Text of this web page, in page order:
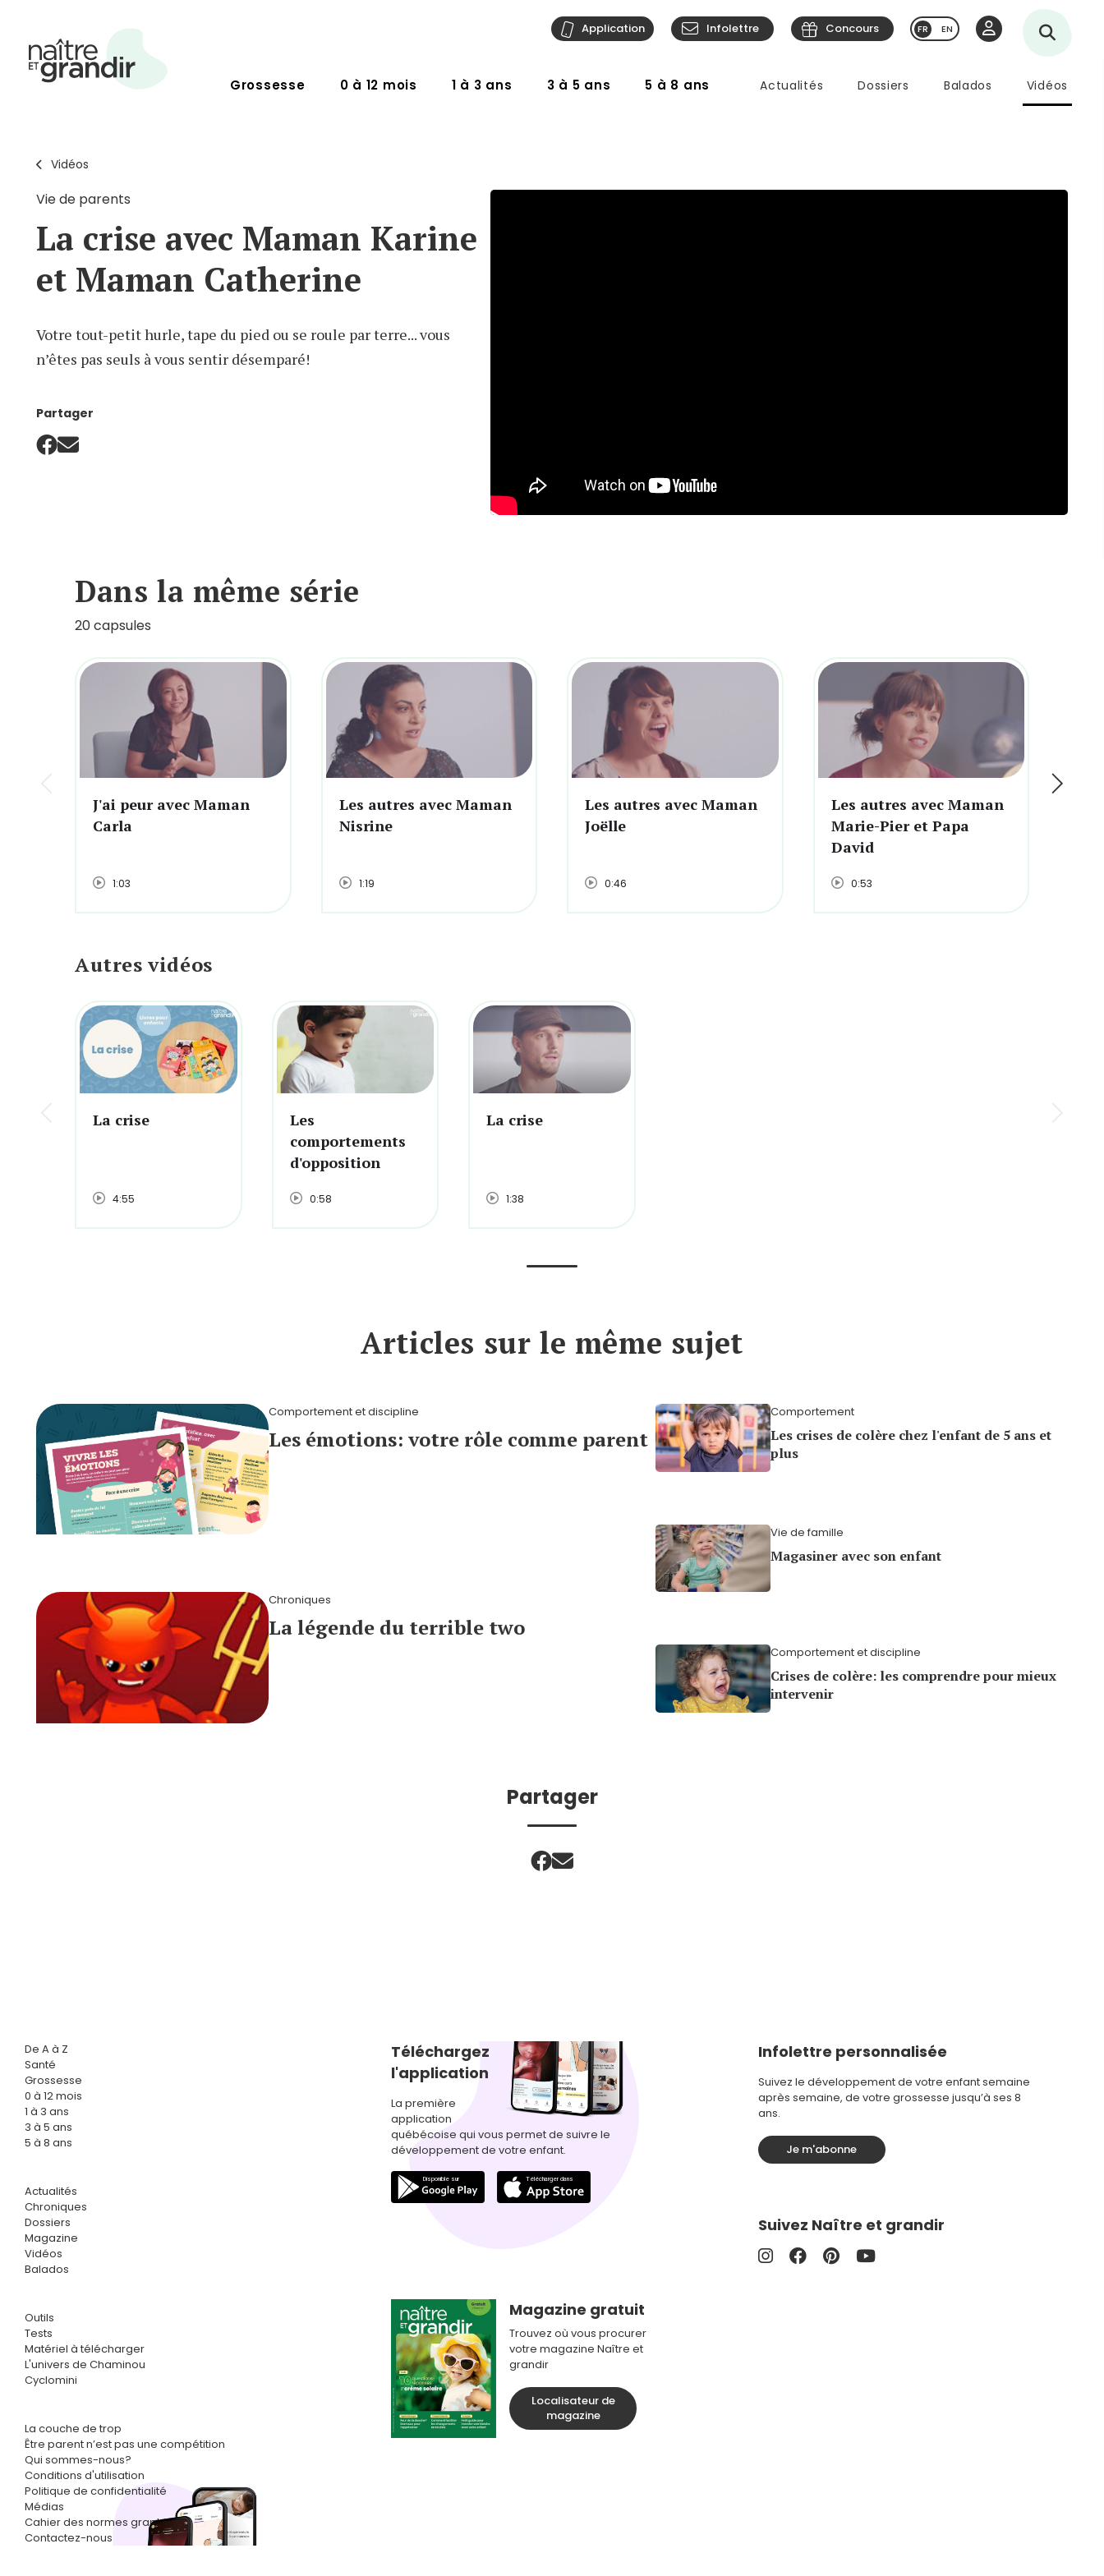
Grossesse 0 à 12 mois 1 à 3 ans 3 à 5 ans 5 à 8 ans Actualités Dossiers Balados Vidéos
Application Infolettre Concours EN
Vidéos
Vie de parents
La crise avec Maman Karine
et Maman Catherine
Votre tout-petit hurle, tape du pied ou se roule par terre... vous
n’êtes pas seuls à vous sentir désemparé!
Partager
Dans la même série
20 capsules
J'ai peur avec Maman
Carla
1:03
Les autres avec Maman
Nisrine
1:19
Les autres avec Maman
Joëlle
0:46
Les autres avec Maman
Marie-Pier et Papa
David
0:53
Autres vidéos
La crise
4:55
Les
comportements
d'opposition
0:58
La crise
1:38
Articles sur le même sujet
Comportement et discipline
Les émotions: votre rôle comme parent
Chroniques
La légende du terrible two
Comportement
Les crises de colère chez l'enfant de 5 ans et
plus
Vie de famille
Magasiner avec son enfant
Comportement et discipline
Crises de colère: les comprendre pour mieux
intervenir
Partager
De A à Z
Santé
Grossesse
0 à 12 mois
1 à 3 ans
3 à 5 ans
5 à 8 ans
Actualités
Chroniques
Dossiers
Magazine
Vidéos
Balados
Outils
Tests
Matériel à télécharger
L'univers de Chaminou
Cyclomini
La couche de trop
Être parent n’est pas une compétition
Qui sommes-nous?
Conditions d'utilisation
Politique de confidentialité
Médias
Cahier des normes graphiques
Contactez-nous
Téléchargez
l'application
La première
application
québécoise qui vous permet de suivre le
développement de votre enfant.
Magazine gratuit
Trouvez où vous procurer
votre magazine Naître et
grandir
Localisateur de
magazine
Infolettre personnalisée
Suivez le développement de votre enfant semaine
après semaine, de votre grossesse jusqu’à ses 8
ans.
Je m'abonne
Suivez Naître et grandir